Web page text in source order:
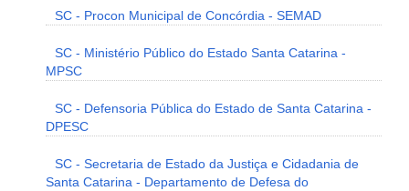
SC - Procon Municipal de Concórdia - SEMAD
SC - Ministério Público do Estado Santa Catarina -
MPSC
SC - Defensoria Pública do Estado de Santa Catarina -
DPESC
SC - Secretaria de Estado da Justiça e Cidadania de
Santa Catarina - Departamento de Defesa do